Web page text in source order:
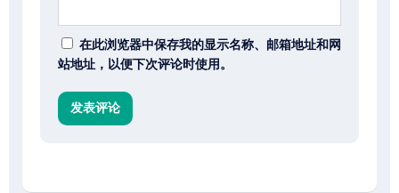
在此浏览器中保存我的显示名称、邮箱地址和网
站地址，以便下次评论时使用。